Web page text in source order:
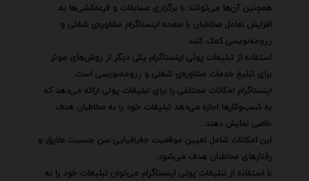
همچنین آن‌ها می‌توانند با برگزاری مسابقات و قرعه‌کشی‌ها به
افزایش تعامل مخاطبان با صفحه اینستاگرام مشاوره‌ی شغلی و
رزومه‌نویسی کمک کنند.
استفاده از تبلیغات پولی اینستاگرام یکی دیگر از روش‌های موثر
برای تبلیغ خدمات مشاوره‌ی شغلی و رزومه‌نویسی است.
اینستاگرام امکانات مختلفی را برای تبلیغات پولی ارائه می‌دهد که
به کسب‌وکارها اجازه می‌دهد تبلیغات خود را به مخاطبان هدف
خاصی نمایش دهند.
این امکانات شامل تعیین موقعیت جغرافیایی سن جنسیت علایق و
رفتارهای مخاطبان هدف می‌شود.
با استفاده از تبلیغات پولی اینستاگرام می‌توان تبلیغات خود را به